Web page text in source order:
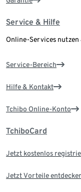
Service & Hilfe
Online-Services
Service-Bereich
Hilfe & Kontakt
Tchibo Online-Konto
TchiboCard
Jetzt kostenlos
Jetzt Vorteile